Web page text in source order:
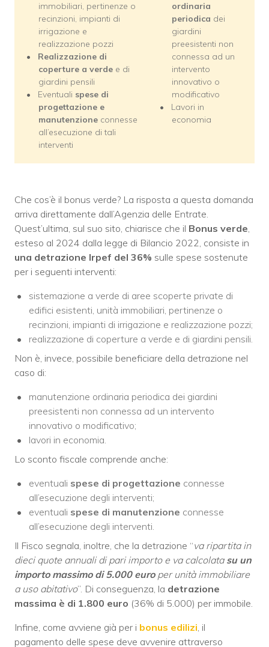
immobiliari, pertinenze o
recinzioni, impianti di
irrigazione e
realizzazione pozzi
Realizzazione di
coperture a verde e di
giardini pensili
Eventuali spese di
progettazione e
manutenzione connesse
all’esecuzione di tali
interventi
ordinaria
periodica dei
giardini
preesistenti non
connessa ad un
intervento
innovativo o
modificativo
Lavori in
economia
Che cos’è il bonus verde? La risposta a questa domanda
arriva direttamente dall’Agenzia delle Entrate.
Quest’ultima, sul suo sito, chiarisce che il Bonus verde,
esteso al 2024 dalla legge di Bilancio 2022, consiste in
una detrazione Irpef del 36% sulle spese sostenute
per i seguenti interventi:
sistemazione a verde di aree scoperte private di
edifici esistenti, unità immobiliari, pertinenze o
recinzioni, impianti di irrigazione e realizzazione pozzi;
realizzazione di coperture a verde e di giardini pensili.
Non è, invece, possibile beneficiare della detrazione nel
caso di:
manutenzione ordinaria periodica dei giardini
preesistenti non connessa ad un intervento
innovativo o modificativo;
lavori in economia.
Lo sconto fiscale comprende anche:
eventuali spese di progettazione connesse
all’esecuzione degli interventi;
eventuali spese di manutenzione connesse
all’esecuzione degli interventi.
Il Fisco segnala, inoltre, che la detrazione “va ripartita in
dieci quote annuali di pari importo e va calcolata su un
importo massimo di 5.000 europer unità immobiliare
a uso abitativo”. Di conseguenza, la detrazione
massima è di 1.800 euro (36% di 5.000) per immobile.
Infine, come avviene già per i bonus edilizi, il
pagamento delle spese deve avvenire attraverso